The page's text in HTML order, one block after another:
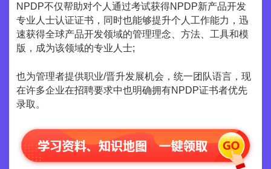
NPDP不仅帮助对个人通过考试获得NPDP新产品开发
专业人士认证证书，同时也能够提升个人工作能力，迅
速获得全球产品开发领域的管理理念、方法、工具和模
版，成为该领域的专业人士;
也为管理者提供职业/晋升发展机会，统一团队语言，现
在许多企业在招聘要求中也明确拥有NPDP证书者优先
录取。